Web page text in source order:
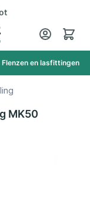
Cart
Flenzen en lasfittingen
MK50